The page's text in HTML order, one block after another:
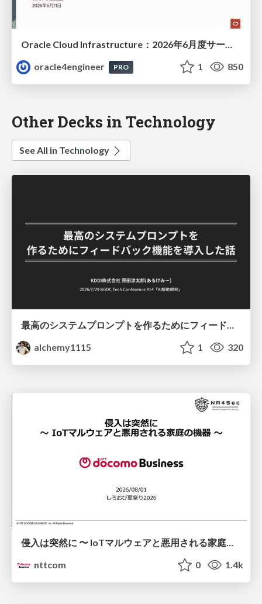
Oracle Cloud Infrastructure：2026年6月度サービス・アップデート
oracle4engineer
PRO 1 850
Other Decks in Technology
See All in Technology
alchemy1115
1 320
侵入は突然に 〜 IoTマルウェアと悪用される家庭の機器 ～ / When Intrusion Strikes: IoT Malware and the Abuse of Home Devices
nttcom
0 1.4k